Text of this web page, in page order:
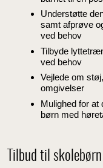
Understøtte
samt afprøve
ved behov
Tilbyde
ved behov
Vejlede om
omgivelser
Mulighed for
børn med
Tilbud til skolebørn